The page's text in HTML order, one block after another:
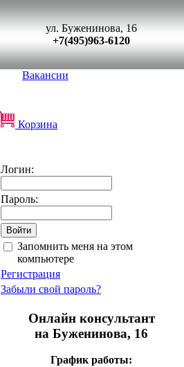
ул. Буженинова, 16
+7(495)963-6120
Вакансии
Корзина
Логин:
Пароль:
Запомнить меня на этом
компьютере
Регистрация
Забыли свой пароль?
Онлайн консультант
на Буженинова, 16
График работы: